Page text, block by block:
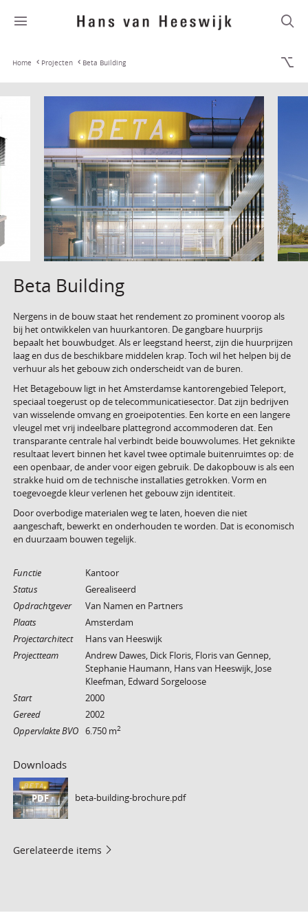
Home Projecten Beta Building
Beta Building
Nergens in de bouw staat het rendement zo prominent voorop als
bij het ontwikkelen van huurkantoren. De gangbare huurprijs
bepaalt het bouwbudget. Als er leegstand heerst, zijn die huurprijzen
laag en dus de beschikbare middelen krap. Toch wil het helpen bij de
verhuur als het gebouw zich onderscheidt van de buren.
Het Betagebouw ligt in het Amsterdamse kantorengebied Teleport,
speciaal toegerust op de telecommunicatiesector. Dat zijn bedrijven
van wisselende omvang en groeipotenties. Een korte en een langere
vleugel met vrij indeelbare plattegrond accommoderen dat. Een
transparante centrale hal verbindt beide bouwvolumes. Het geknikte
resultaat levert binnen het kavel twee optimale buitenruimtes op: de
een openbaar, de ander voor eigen gebruik. De dakopbouw is als een
strakke huid om de technische installaties getrokken. Vorm en
toegevoegde kleur verlenen het gebouw zijn identiteit.
Door overbodige materialen weg te laten, hoeven die niet
aangeschaft, bewerkt en onderhouden te worden. Dat is economisch
en duurzaam bouwen tegelijk.
Functie
Kantoor
Status
Gerealiseerd
Opdrachtgever
Van Namen en Partners
Plaats
Amsterdam
Projectarchitect
Hans van Heeswijk
Projectteam
Andrew Dawes, Dick Floris, Floris van Gennep,
Stephanie Haumann, Hans van Heeswijk, Jose
Kleefman, Edward Sorgeloose
Start
2000
Gereed
2002
Oppervlakte BVO 6.750 m2
Downloads
PDF beta-building-brochure.pdf
Gerelateerde items